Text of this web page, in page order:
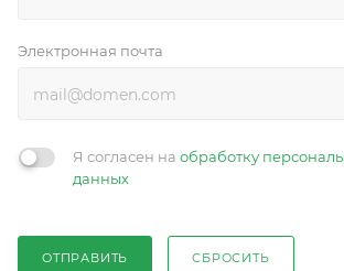
Электронная почта
Я согласен на обработку
данных
ОТПРАВИТЬ СБРОСИТЬ